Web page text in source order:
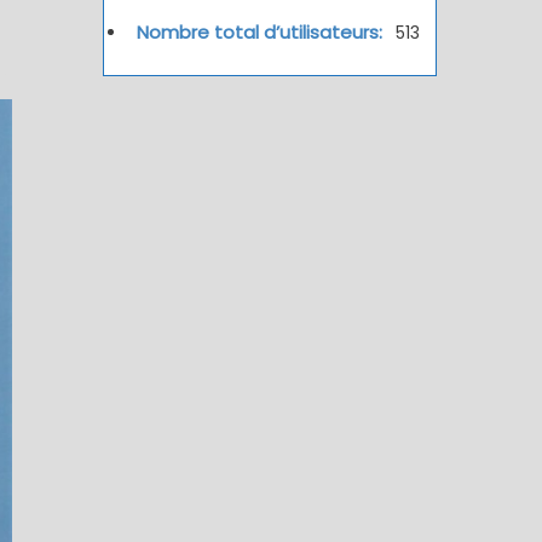
Nombre total d’utilisateurs: 513